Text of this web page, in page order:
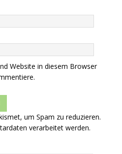
Website in diesem Browser
um Spam zu reduzieren.
verarbeitet werden.